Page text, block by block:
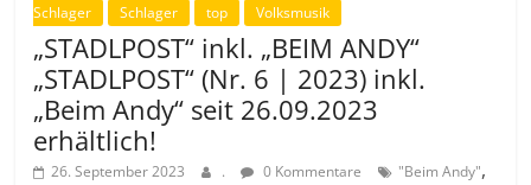
Schlager
Schlager top Volksmusik
„STADLPOST“ inkl. „BEIM ANDY“
„STADLPOST“ (Nr. 6 | 2023) inkl.
„Beim Andy“ seit 26.09.2023
erhältlich!
26. September 2023 . 0 Kommentare "Beim Andy",